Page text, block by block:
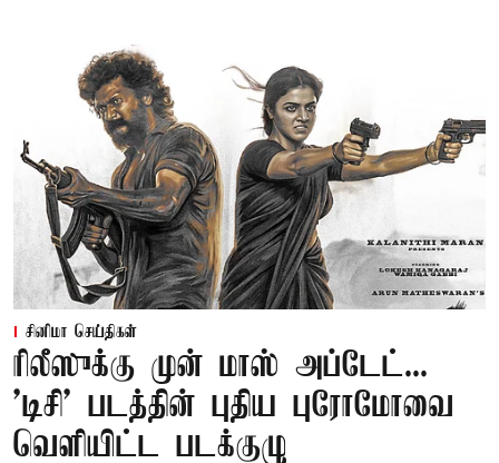
சினிமா செய்திகள்
ரிலீஸுக்கு முன் மாஸ் அப்டேட்...
'டிசி' படத்தின் புதிய புரோமோவை
வெளியிட்ட படக்குழு